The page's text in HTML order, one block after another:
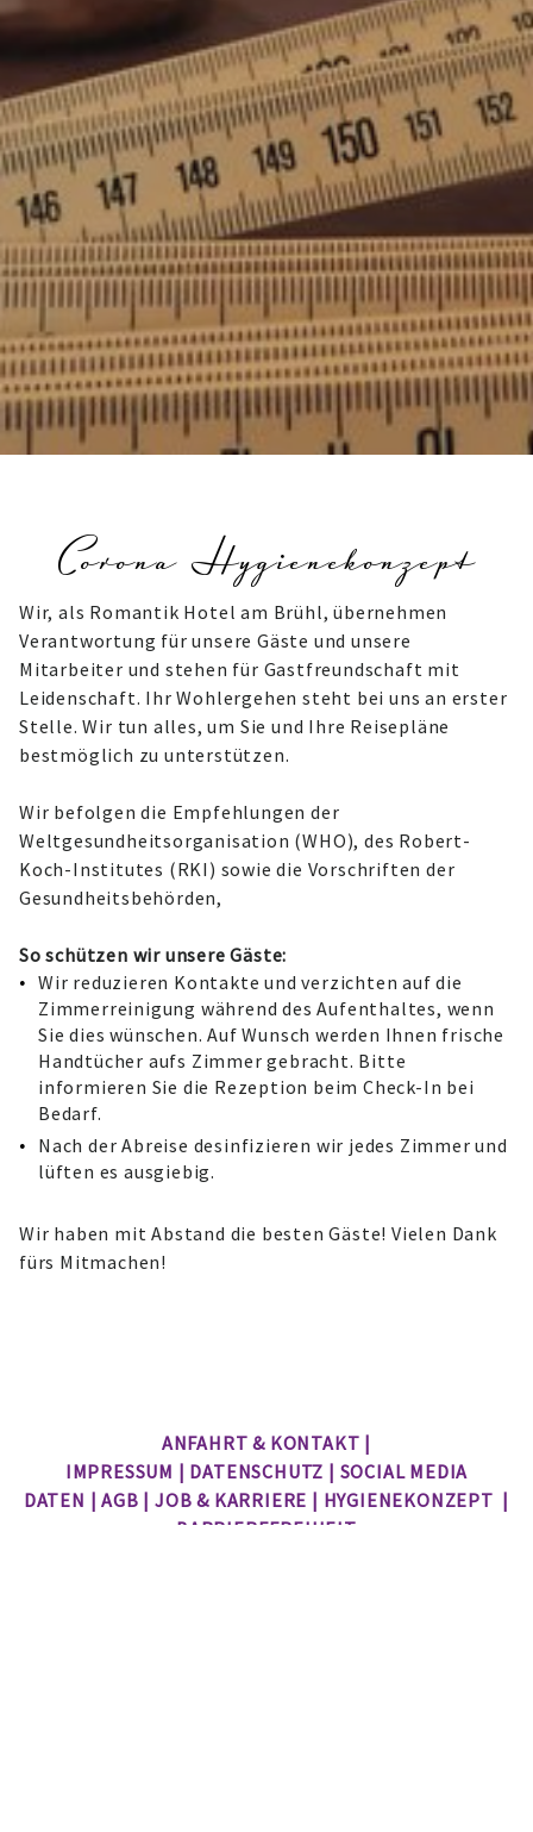
Corona Hygienekonzept
Wir, als Romantik Hotel am Brühl, übernehmen
Verantwortung für unsere Gäste und unsere
Mitarbeiter und stehen für Gastfreundschaft mit
Leidenschaft. Ihr Wohlergehen steht bei uns an erster
Stelle. Wir tun alles, um Sie und Ihre Reisepläne
bestmöglich zu unterstützen.
Wir befolgen die Empfehlungen der
Weltgesundheitsorganisation (WHO), des Robert-
Koch-Institutes (RKI) sowie die Vorschriften der
Gesundheitsbehörden,
So schützen wir unsere Gäste:
Wir reduzieren Kontakte und verzichten auf die
Zimmerreinigung während des Aufenthaltes, wenn
Sie dies wünschen. Auf Wunsch werden Ihnen frische
Handtücher aufs Zimmer gebracht. Bitte
informieren Sie die Rezeption beim Check-In bei
Bedarf.
Nach der Abreise desinfizieren wir jedes Zimmer und
lüften es ausgiebig.
Wir haben mit Abstand die besten Gäste! Vielen Dank
fürs Mitmachen!
ANFAHRT & KONTAKT |
IMPRESSUM | DATENSCHUTZ | SOCIAL MEDIA
DATEN |AGB | JOB & KARRIERE | HYGIENEKONZEPT |
BARRIEREFREIHEIT